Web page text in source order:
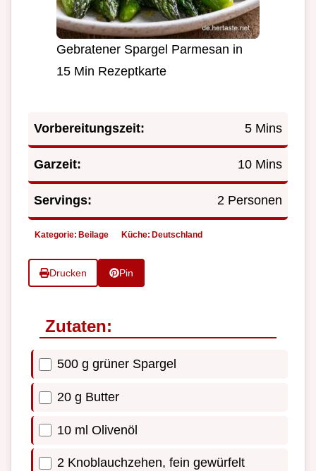
Gebratener Spargel Parmesan in
15 Min Rezeptkarte
Vorbereitungszeit: 5 Mins
Garzeit: 10 Mins
Servings: 2 Personen
Kategorie: Beilage Küche: Deutschland
Drucken Pin
Zutaten:
500 g grüner Spargel
20 g Butter
10 ml Olivenöl
2 Knoblauchzehen, fein gewürfelt